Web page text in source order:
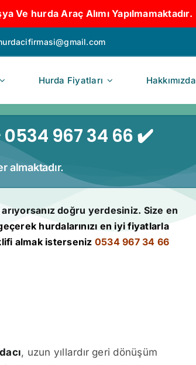
Ve hurda Araç Alımı Yapılmamaktadır.
Hurda Fiyatları Hakkımızda
967 34 66 ✔️
almaktadır.
arıyorsanız doğru yerdesiniz. Size en
hurdalarınızı en iyi fiyatlarla
almak isterseniz 0534 967 34 66
, uzun yıllardır geri dönüşüm